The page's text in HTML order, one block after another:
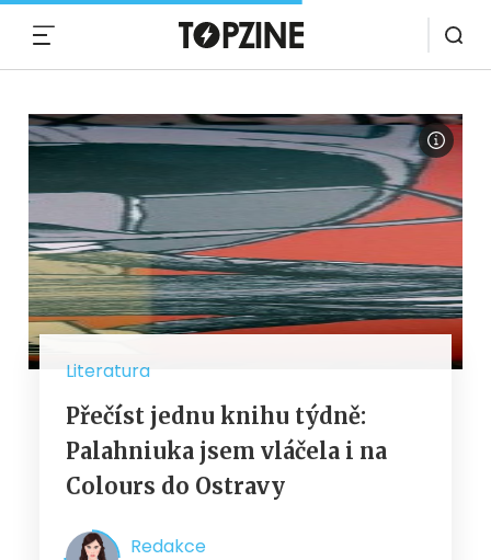
Literatura
Přečíst jednu knihu týdně:
Palahniuka jsem vláčela i na
Colours do Ostravy
Redakce